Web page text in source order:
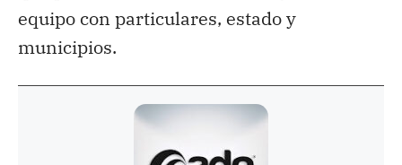
equipo con particulares, estado y
municipios.